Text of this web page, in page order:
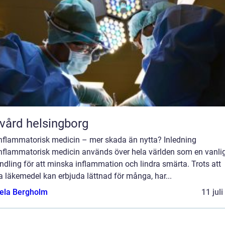
helsingborg
medicin – mer skada än nytta? Inledning
medicin används över hela världen som en
för att minska inflammation och lindra smärta. Trots att
läkemedel kan erbjuda lättnad för många, har...
Bergholm
11 juli